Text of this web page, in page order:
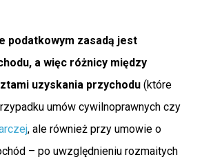
podatkowym zasadą jest
a więc różnicy między
uzyskania przychodu (które
umów cywilnoprawnych czy
, ale również przy umowie o
– po uwzględnieniu rozmaitych